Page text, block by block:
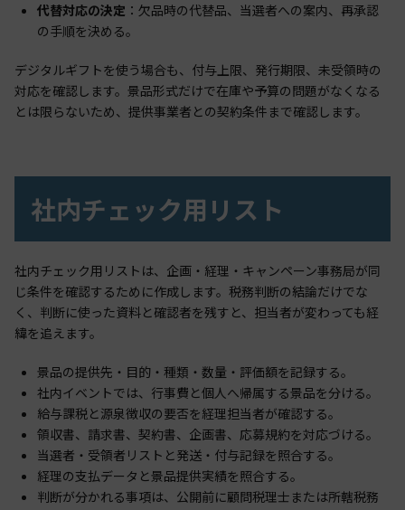
代替対応の決定 ：欠品時の代替品、当選者への案内、再承認
の手順を決める。
デジタルギフトを使う場合も、付与上限、発行期限、未受領時の
対応を確認します。景品形式だけで在庫や予算の問題がなくなる
とは限らないため、提供事業者との契約条件まで確認します。
社内チェック用リスト
社内チェック用リストは、企画・経理・キャンペーン事務局が同
じ条件を確認するために作成します。税務判断の結論だけでな
く、判断に使った資料と確認者を残すと、担当者が変わっても経
緯を追えます。
景品の提供先・目的・種類・数量・評価額を記録する。
社内イベントでは、行事費と個人へ帰属する景品を分ける。
給与課税と源泉徴収の要否を経理担当者が確認する。
領収書、請求書、契約書、企画書、応募規約を対応づける。
当選者・受領者リストと発送・付与記録を照合する。
経理の支払データと景品提供実績を照合する。
判断が分かれる事項は、公開前に顧問税理士または所轄税務